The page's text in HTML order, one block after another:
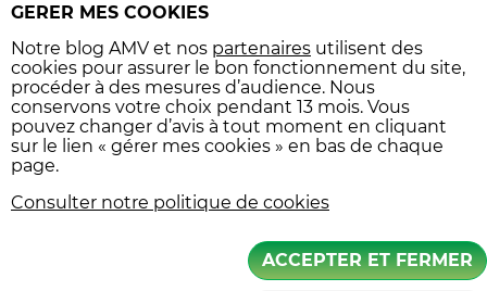
risquez de perturber
dangereusement la
trajectoire. Contentez-
vous d’accompagner
le mouvement sans
vous pencher plus ou
moins que le pilote.
Pour vous aider,
GERER MES COOKIES
Notre blog AMV et nos partenaires utilisent des
cookies pour assurer le bon fonctionnement du site,
procéder à des mesures d’audience. Nous
conservons votre choix pendant 13 mois. Vous
pouvez changer d’avis à tout moment en cliquant
sur le lien « gérer mes cookies » en bas de chaque
page.
Consulter notre politique de cookies
ACCEPTER ET FERMER